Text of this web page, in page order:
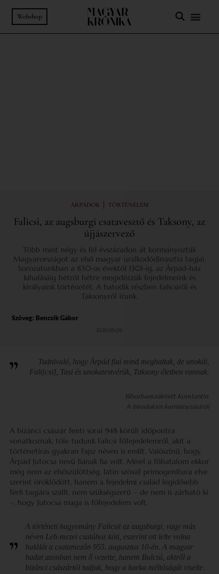
Webshop
ÁRPÁDOK | TÖRTÉNELEM
Falicsi, az augsburgi csatavesztő és Taksony, az
újjászervező
Több mint négy és fél évszázadon át kormányozták
Magyarországot az első magyar uralkodódinasztia tagjai.
Sorozatunkban a 830-as évektől 1301-ig, az Árpád-ház
kihalásáig hétről hétre megidézzük fejedelmeink és
királyaink történetét. A hatodik részben Falicsiről és
Taksonyról írunk.
Szöveg: Bencsik Gábor
2025.05.09.
Tudnivaló, hogy Árpád fiai mind meghaltak, de unokái,
Fali[csi], Tasi és unokatestvérük, Taksony életben vannak.
Bíborbanszületett Konstantin:
A birodalom kormányzásáról
A bizánci császár fenti sorai 948 körüli időpontra
vonatkoznak, tőle tudunk Falicsi főfejedelemről, akit a
történetírás gyakran Fajsz néven is említ. Valószínű, hogy
Árpád Jutocsa nevű fiának fia volt. Mivel a főhatalom ekkor
még nem az elsőszülöttség, latin szóval primogenitura elve
szerint öröklődött, hanem a fejedelmi család legidősebb
férfi tagjára szállt, nem szükségszerű – de nem is zárható ki
–, hogy Jutocsa maga is főfejedelem volt.
A történeti hagyomány Falicsit az augsburgi, vagy más
néven Leh-mezei csatához köti, eszerint ott lelte volna
halálát a csatamezőn 955. augusztus 10-én. A magyar
hadat azonban nem ő vezette, hanem Bulcsú, akiről a
bizánci császártól tudjuk, hogy a harka méltóságát viselte.